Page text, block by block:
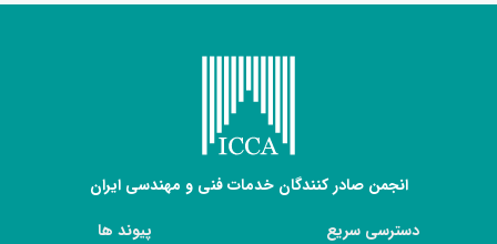
انجمن صادر کنندگان خدمات فنی و مهندسی ایران
دسترسی سریع
پیوند ها